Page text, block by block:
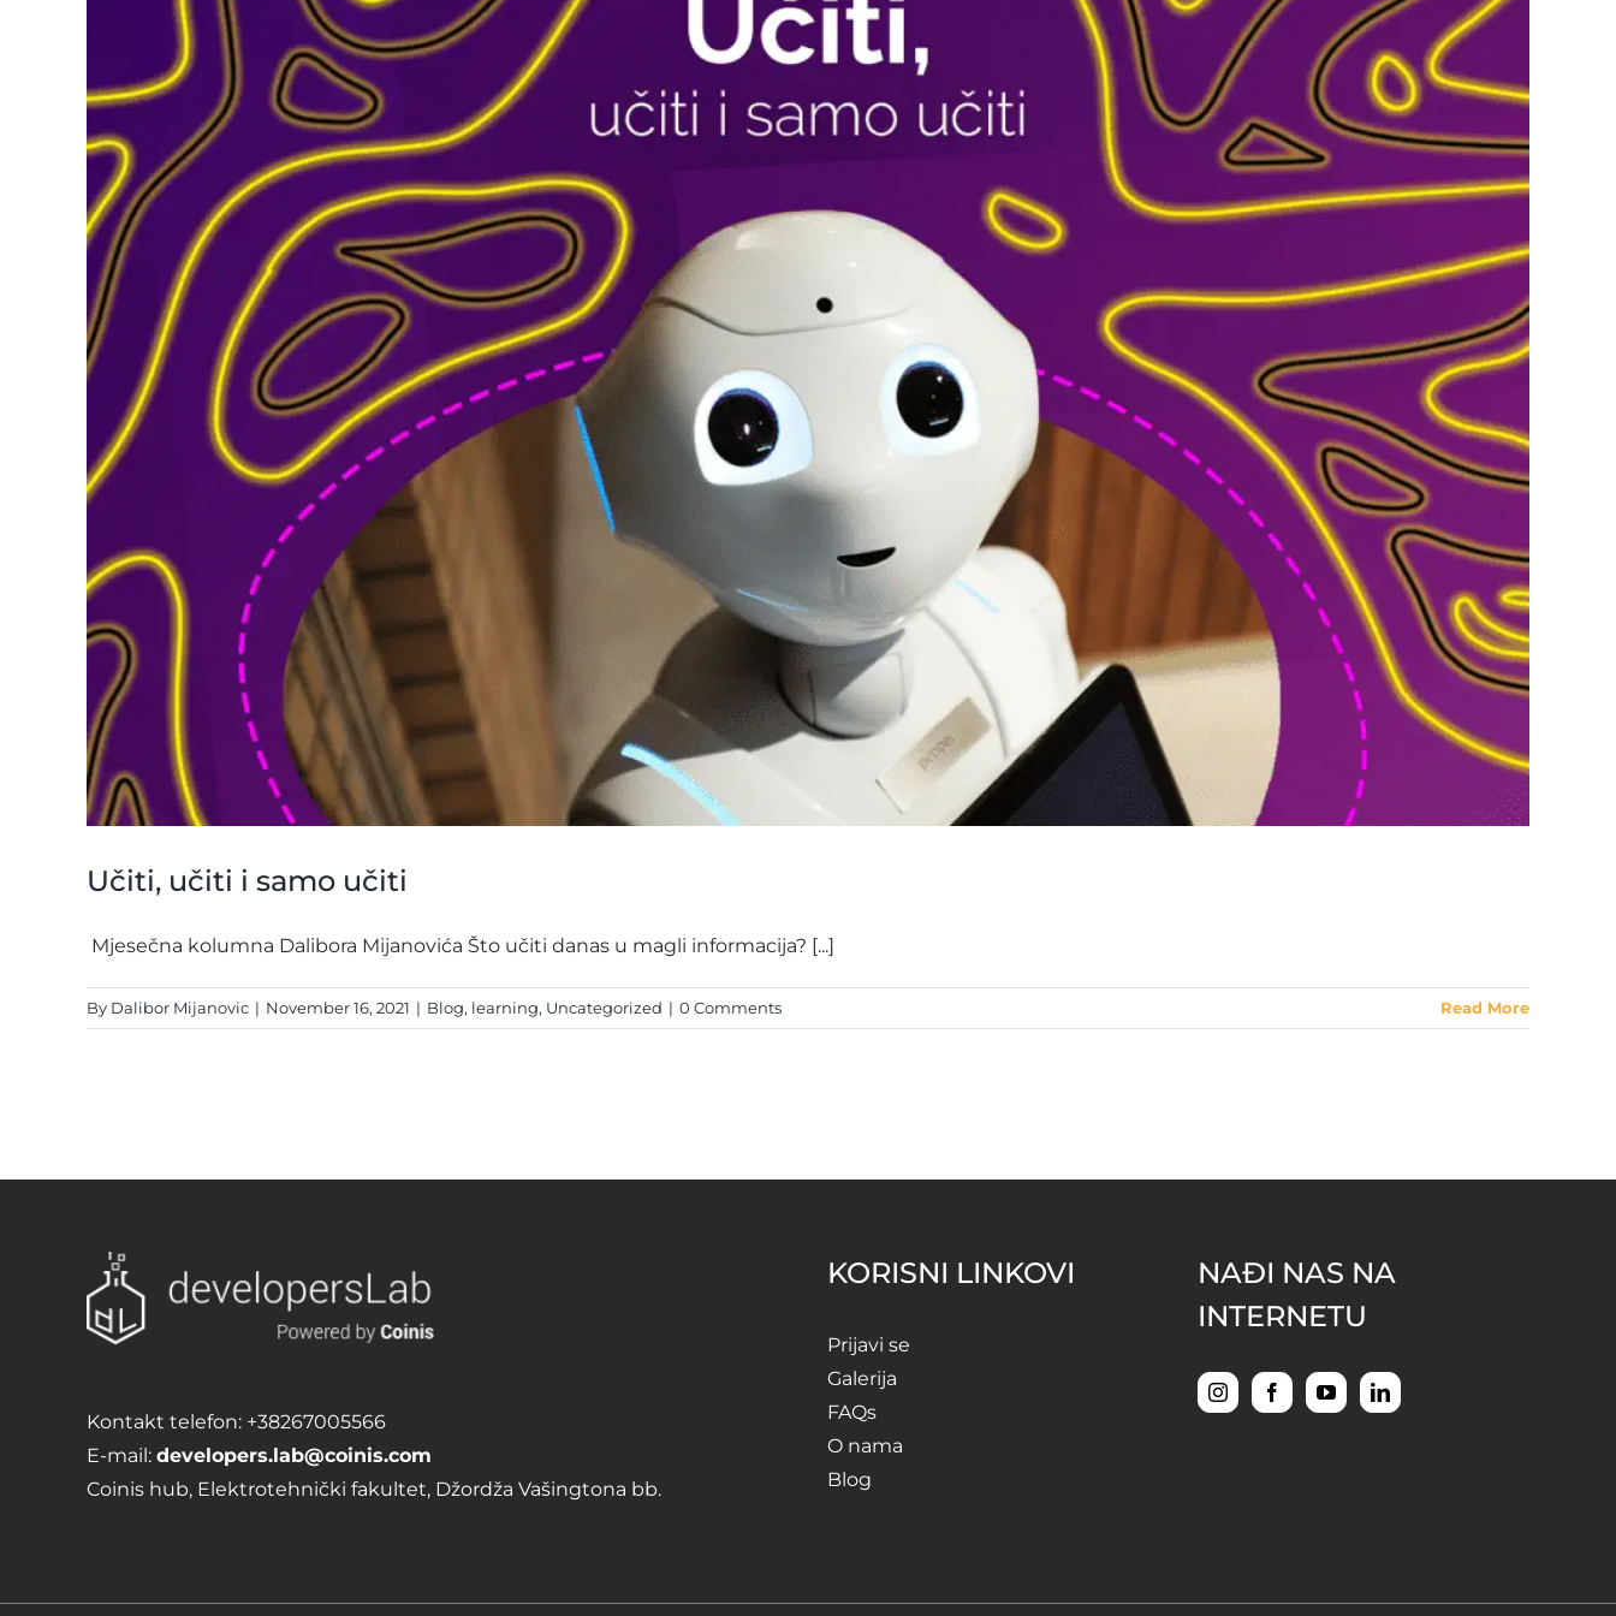
Učiti, učiti i samo učiti
Mjesečna kolumna Dalibora Mijanovića Što učiti danas u magli informacija? [...]
By Dalibor Mijanovic | November 16, 2021 | Blog, learning, Uncategorized | 0 Comments Read More
Kontakt telefon: +38267005566
E-mail: developers.lab@coinis.com
Coinis hub, Elektrotehnički fakultet, Džordža Vašingtona bb.
KORISNI LINKOVI
Prijavi se
Galerija
FAQs
O nama
Blog
NAĐI NAS NA
INTERNETU